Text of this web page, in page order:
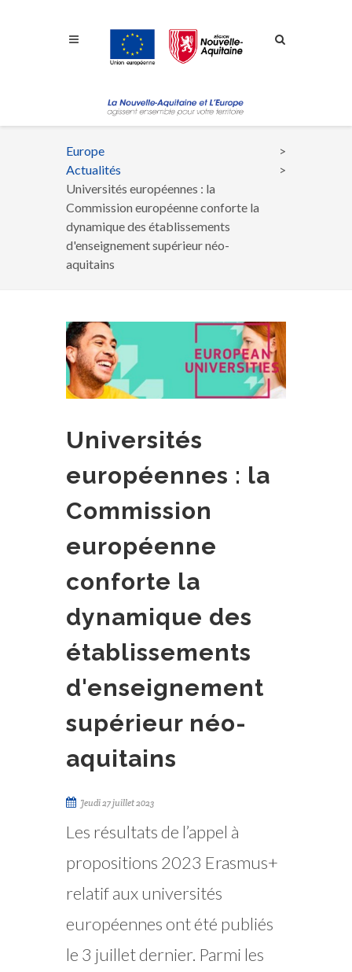
Fil
d'Ariane
Europe
Actualités
Universités européennes : la
Commission européenne conforte la
dynamique des établissements
d'enseignement supérieur néo-
aquitains
Universités
européennes : la
Commission
européenne
conforte la
dynamique des
établissements
d'enseignement
supérieur néo-
aquitains
Jeudi 27 juillet 2023
Les résultats de l’appel à
propositions 2023 Erasmus+
relatif aux universités
européennes ont été publiés
le 3 juillet dernier. Parmi les